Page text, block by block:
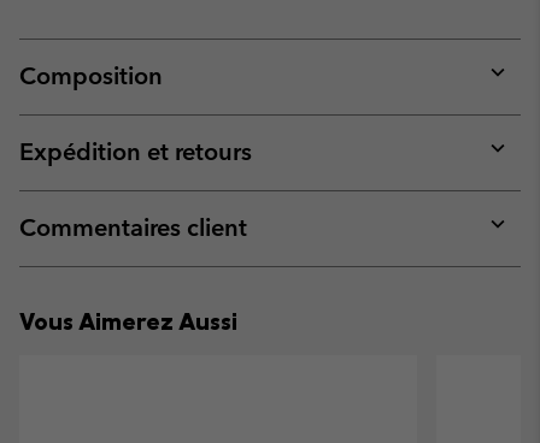
Composition
or
Expédition et retours
or
Commentaires client
or
Vous Aimerez Aussi